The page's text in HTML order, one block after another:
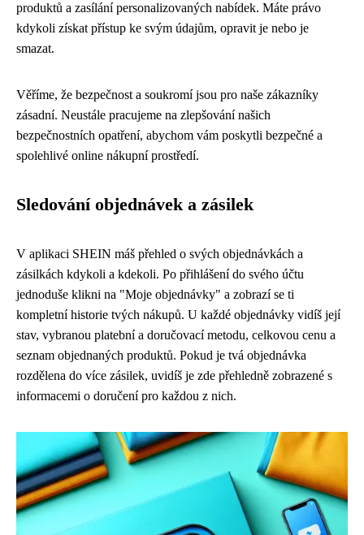
produktů a zasílání personalizovaných nabídek. Máte právo
kdykoli získat přístup ke svým údajům, opravit je nebo je
smazat.
Věříme, že bezpečnost a soukromí jsou pro naše zákazníky
zásadní. Neustále pracujeme na zlepšování našich
bezpečnostních opatření, abychom vám poskytli bezpečné a
spolehlivé online nákupní prostředí.
Sledování objednávek a zásilek
V aplikaci SHEIN máš přehled o svých objednávkách a
zásilkách kdykoli a kdekoli. Po přihlášení do svého účtu
jednoduše klikni na "Moje objednávky" a zobrazí se ti
kompletní historie tvých nákupů. U každé objednávky vidíš její
stav, vybranou platební a doručovací metodu, celkovou cenu a
seznam objednaných produktů. Pokud je tvá objednávka
rozdělena do více zásilek, uvidíš je zde přehledně zobrazené s
informacemi o doručení pro každou z nich.